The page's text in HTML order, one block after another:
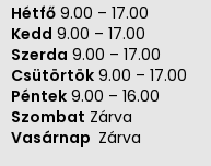
Hétfő 9.00 – 17.00
Kedd 9.00 – 17.00
Szerda 9.00 – 17.00
Csütörtök 9.00 – 17.00
Péntek 9.00 – 16.00
Szombat Zárva
Vasárnap Zárva